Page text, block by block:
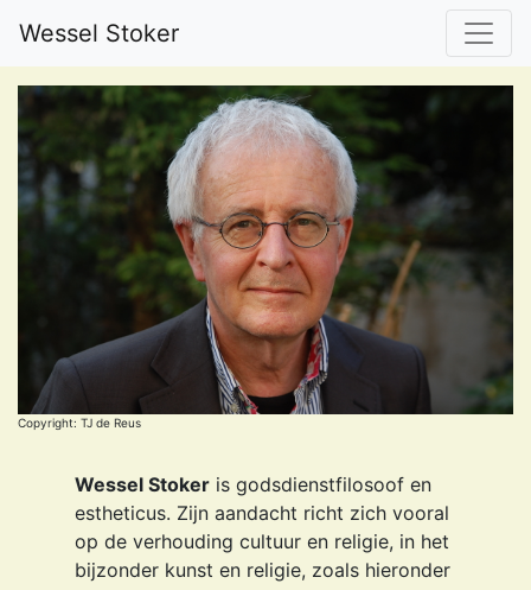
Wessel Stoker
Wessel Stoker is godsdienstfilosoof en
estheticus. Zijn aandacht richt zich vooral
op de verhouding cultuur en religie, in het
bijzonder kunst en religie, zoals hieronder
Copyright: TJ de Reus